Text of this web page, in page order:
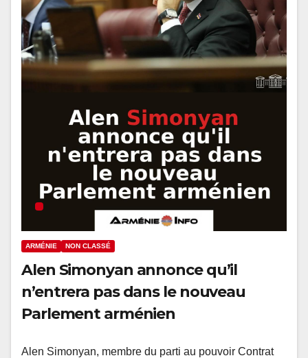
ARMÉNIE NON CLASSÉ
Alen Simonyan annonce qu’il
n’entrera pas dans le nouveau
Parlement arménien
Alen Simonyan, membre du parti au pouvoir Contrat